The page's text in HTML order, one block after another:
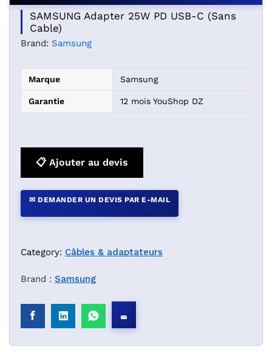
SAMSUNG Adapter 25W PD USB-C (Sans
Cable)
Brand: Samsung
Marque Samsung
Garantie 12 mois YouShop DZ
📋 Ajouter au devis
✉ DEMANDER UN DEVIS PAR E-MAIL
Category: Câbles & adaptateurs
Brand : Samsung